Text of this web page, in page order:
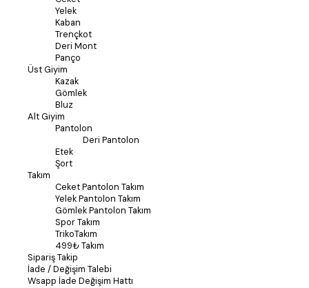
Yelek
Kaban
Trençkot
Deri Mont
Panço
Üst Giyim
Kazak
Gömlek
Bluz
Alt Giyim
Pantolon
Deri Pantolon
Etek
Şort
Takım
Ceket Pantolon Takım
Yelek Pantolon Takım
Gömlek Pantolon Takım
Spor Takım
TrikoTakım
499₺ Takım
Sipariş Takip
İade / Değişim Talebi
Wsapp İade Değişim Hattı